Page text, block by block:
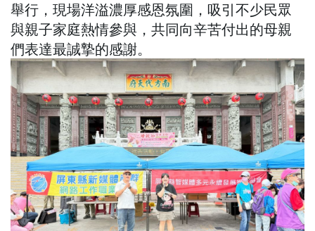
舉行，現場洋溢濃厚感恩氛圍，吸引不少民眾
與親子家庭熱情參與，共同向辛苦付出的母親
們表達最誠摯的感謝。